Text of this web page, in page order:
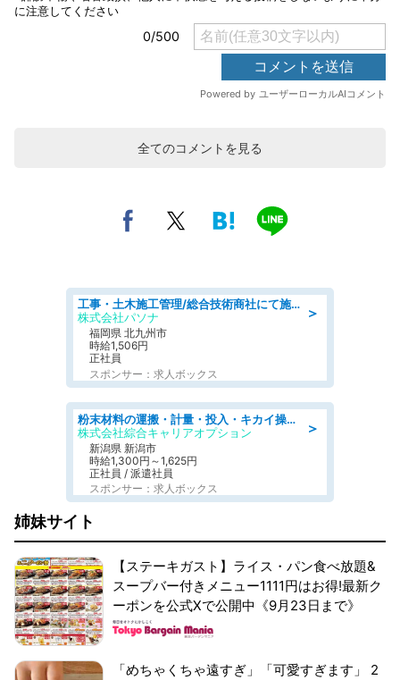
全てのコメントを見る
＞
工事・土木施工管理/総合技術商社にて施工管理のお仕事/即日勤務可/車通勤可/工事・土木施工管理/生産・品質管理
株式会社パソナ
福岡県 北九州市
時給1,506円
正社員
スポンサー：求人ボックス
＞
粉末材料の運搬・計量・投入・キカイ操作/オンライン登録
株式会社綜合キャリアオプション
新潟県 新潟市
時給1,300円～1,625円
正社員 / 派遣社員
スポンサー：求人ボックス
姉妹サイト
【ステーキガスト】ライス・パン食べ放題&
スープバー付きメニュー1111円はお得!最新ク
ーポンを公式Xで公開中《9月23日まで》
「めちゃくちゃ遠すぎ」「可愛すぎます」 2